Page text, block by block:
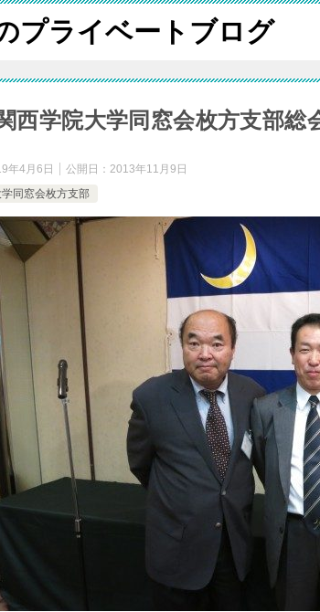
プライベートブログ
西学院大学同窓会枚方支部総
年4月6日 公開日： 2013年11月9日
同窓会枚方支部